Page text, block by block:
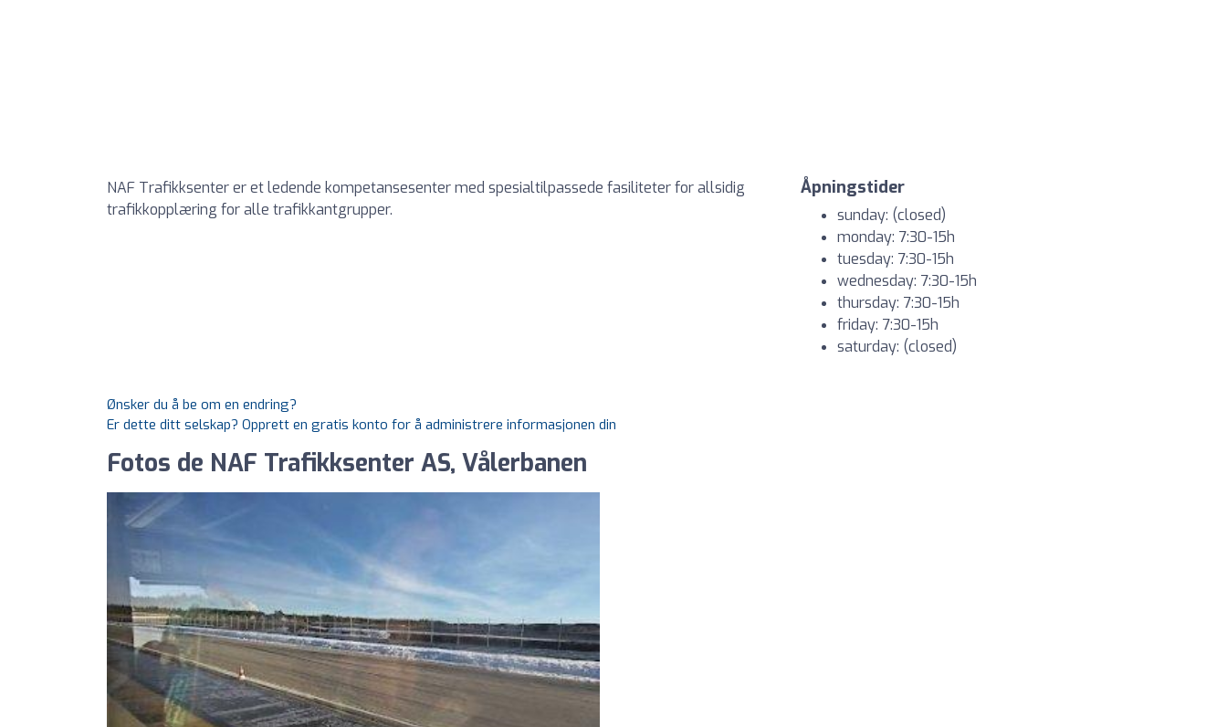
NAF Trafikksenter er et ledende kompetansesenter med spesialtilpassede fasiliteter for allsidig
trafikkopplæring for alle trafikkantgrupper.
Åpningstider
sunday: (closed)
monday: 7:30-15h
tuesday: 7:30-15h
wednesday: 7:30-15h
thursday: 7:30-15h
friday: 7:30-15h
saturday: (closed)
Ønsker du å be om en endring?
Er dette ditt selskap? Opprett en gratis konto for å administrere informasjonen din
Fotos de NAF Trafikksenter AS, Vålerbanen